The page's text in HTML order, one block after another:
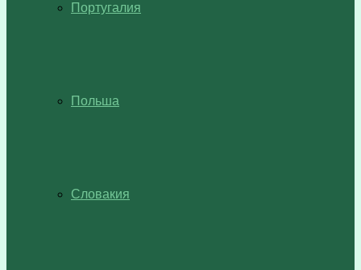
Португалия
Польша
Словакия